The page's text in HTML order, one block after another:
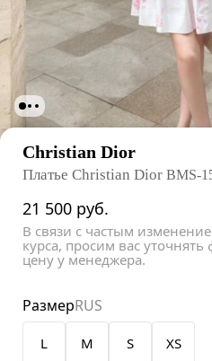
Christian Dior
Платье Christian Dior BMS-
21 500 руб.
В связи с частым
курса, просим вас
цену у менеджера.
L M S XS
РазмерRUS